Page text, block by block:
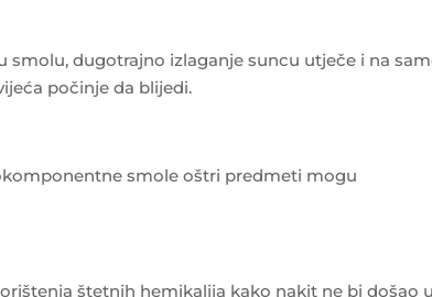
dugotrajno izlaganje suncu utječe i na
počinje da blijedi.
smole oštri predmeti mogu
štetnih hemikalija kako nakit ne bi došao